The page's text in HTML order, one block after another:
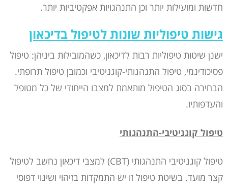
חדשות ומועילות יותר וכן התנהגויות אפקטיביות יותר.
גישות טיפוליות שונות לטיפול בדיכאון
ישנן שיטות טיפוליות רבות לדיכאון, כשהמובילות ביניהן: טיפול
פסיכודינמי, טיפול התנהגותי-קוגניטיבי וכמובן טיפול תרופתי.
הבחירה בסוג הטיפול מותאמת למצבו הייחודי של כל מטופל
והעדפותיו.
טיפול קוגניטיבי-התנהגותי
טיפול קוגניטיבי התנהגותי (CBT) למצבי דיכאון נחשב לטיפול
קצר מועד. בשיטת טיפול זו יש התמקדות בזיהוי ושינוי דפוסי